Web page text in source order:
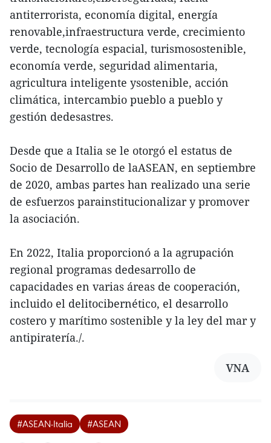
antiterrorista, economía digital, energía
renovable,infraestructura verde, crecimiento
verde, tecnología espacial, turismosostenible,
economía verde, seguridad alimentaria,
agricultura inteligente ysostenible, acción
climática, intercambio pueblo a pueblo y
gestión dedesastres.
Desde que a Italia se le otorgó el estatus de
Socio de Desarrollo de laASEAN, en septiembre
de 2020, ambas partes han realizado una serie
de esfuerzos parainstitucionalizar y promover
la asociación.
En 2022, Italia proporcionó a la agrupación
regional programas dedesarrollo de
capacidades en varias áreas de cooperación,
incluido el delitocibernético, el desarrollo
costero y marítimo sostenible y la ley del mar y
antipiratería./.
VNA
#ASEAN-Italia #ASEAN